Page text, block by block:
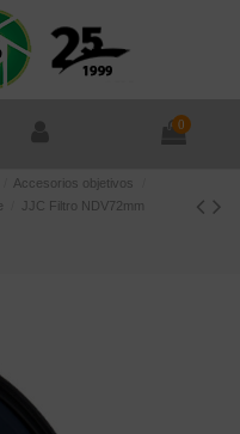
0
Accesorios objetivos
JJC Filtro NDV72mm